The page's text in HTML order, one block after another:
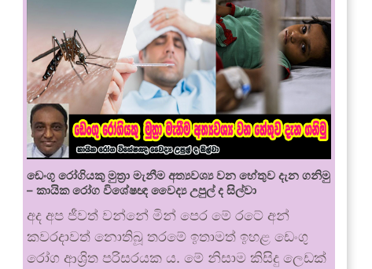
ඩෙංගු රෝගියකු ⁣මුත්‍රා මැනීම අත්‍යවශ්‍ය වන හේතුව දැන ගනිමු
– කායික රෝග විශේෂඥ වෛද්‍ය උපුල් ද සිල්වා
අද අප ජීවත් වන්නේ මින් පෙර මේ රටේ අන්
කවරදාවත් නොතිබූ තරමේ ඉතාමත් ඉහළ ඩෙංගු
රෝග ආශ්‍රිත පරිසරයක ය. මේ නිසාම කිසිදු ලෙඩක්